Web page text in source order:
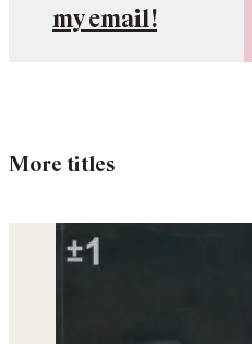
my email!
More titles